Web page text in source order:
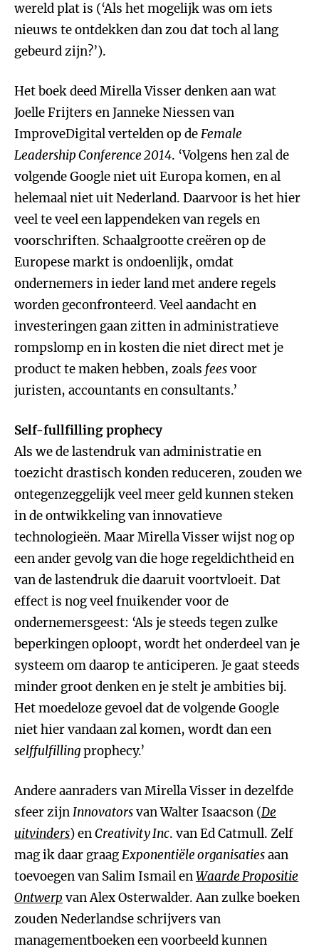
wereld plat is (‘Als het mogelijk was om iets
nieuws te ontdekken dan zou dat toch al lang
gebeurd zijn?’).
Het boek deed Mirella Visser denken aan wat
Joelle Frijters en Janneke Niessen van
ImproveDigital vertelden op deFemale
Leadership Conference 2014. ‘Volgens hen zal de
volgende Google niet uit Europa komen, en al
helemaal niet uit Nederland. Daarvoor is het hier
veel te veel een lappendeken van regels en
voorschriften. Schaalgrootte creëren op de
Europese markt is ondoenlijk, omdat
ondernemers in ieder land met andere regels
worden geconfronteerd. Veel aandacht en
investeringen gaan zitten in administratieve
rompslomp en in kosten die niet direct met je
product te maken hebben, zoals feesvoor
juristen, accountants en consultants.’
Self-fullfilling prophecy
Als we de lastendruk van administratie en
toezicht drastisch konden reduceren, zouden we
ontegenzeggelijk veel meer geld kunnen steken
in de ontwikkeling van innovatieve
technologieën. Maar Mirella Visser wijst nog op
een ander gevolg van die hoge regeldichtheid en
van de lastendruk die daaruit voortvloeit. Dat
effect is nog veel fnuikender voor de
ondernemersgeest: ‘Als je steeds tegen zulke
beperkingen oploopt, wordt het onderdeel van je
systeem om daarop te anticiperen. Je gaat steeds
minder groot denken en je stelt je ambities bij.
Het moedeloze gevoel dat de volgende Google
niet hier vandaan zal komen, wordt dan een
selffulfillingprophecy.’
Andere aanraders van Mirella Visser in dezelfde
sfeer zijnInnovatorsvan Walter Isaacson (De
uitvinders) enCreativity Inc. van Ed Catmull. Zelf
mag ik daar graagExponentiële organisatiesaan
toevoegen van Salim Ismail enWaarde Propositie
Ontwerp van Alex Osterwalder. Aan zulke boeken
zouden Nederlandse schrijvers van
managementboeken een voorbeeld kunnen